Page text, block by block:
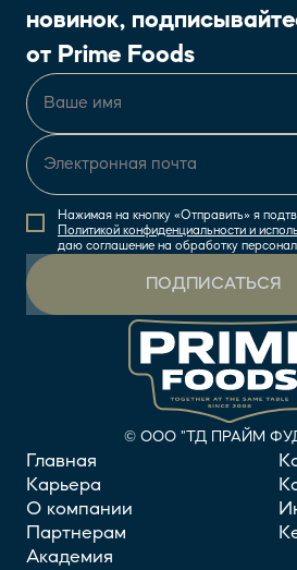
новинок,
от Prime Foods
Нажимая на кнопку «Отправить» я
Политикой конфиденциальности и
даю соглашение на обработку
ПОДПИСАТЬСЯ
© ООО "ТД ПРАЙМ
Главная
Карьера
О компании
Партнерам
Академия